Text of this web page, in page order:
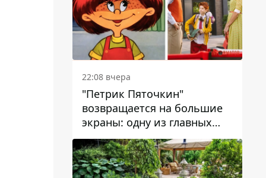
22:08 вчера
"Петрик Пяточкин"
возвращается на большие
экраны: одну из главных
ролей сыграет 9-летний
днепрянин Александр
Войтеховский